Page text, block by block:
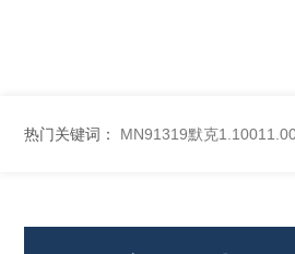
热门关键词： MN91319默克